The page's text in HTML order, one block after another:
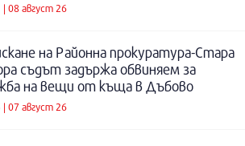
| 08 август 26
на Районна прокуратура-Стара
съдът задържа обвиняем за
на вещи от къща в Дъбово
| 07 август 26